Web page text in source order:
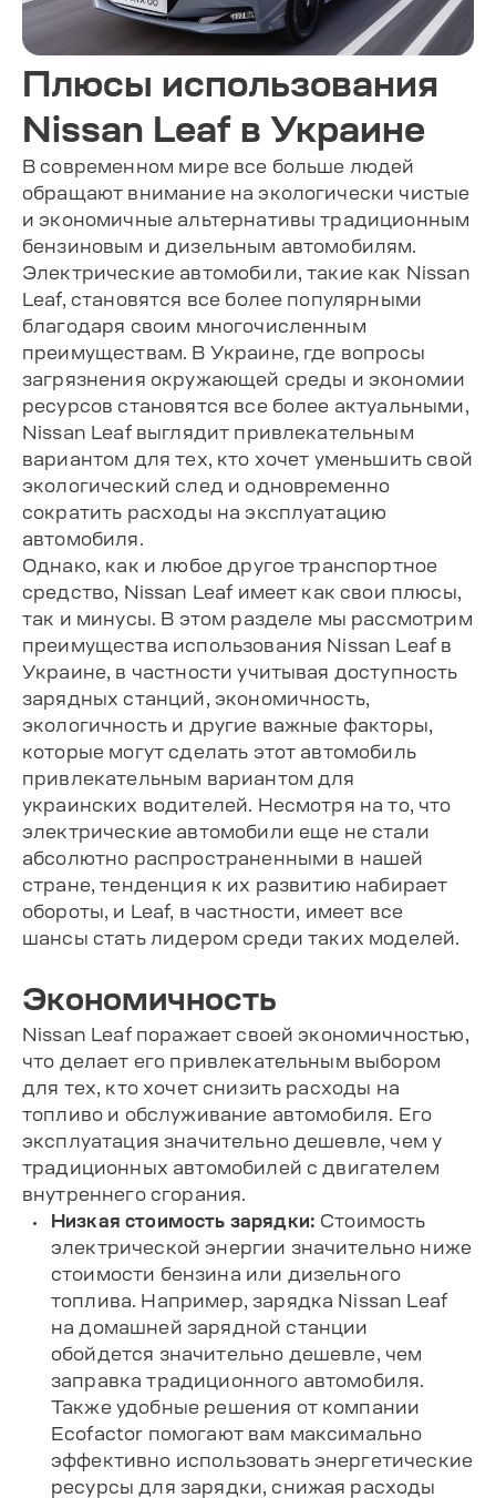
Плюсы использования
Nissan Leaf в Украине
В современном мире все больше людей
обращают внимание на экологически чистые
и экономичные альтернативы традиционным
бензиновым и дизельным автомобилям.
Электрические автомобили, такие как Nissan
Leaf, становятся все более популярными
благодаря своим многочисленным
преимуществам. В Украине, где вопросы
загрязнения окружающей среды и экономии
ресурсов становятся все более актуальными,
Nissan Leaf выглядит привлекательным
вариантом для тех, кто хочет уменьшить свой
экологический след и одновременно
сократить расходы на эксплуатацию
автомобиля.
Однако, как и любое другое транспортное
средство, Nissan Leaf имеет как свои плюсы,
так и минусы. В этом разделе мы рассмотрим
преимущества использования Nissan Leaf в
Украине, в частности учитывая доступность
зарядных станций, экономичность,
экологичность и другие важные факторы,
которые могут сделать этот автомобиль
привлекательным вариантом для
украинских водителей. Несмотря на то, что
электрические автомобили еще не стали
абсолютно распространенными в нашей
стране, тенденция к их развитию набирает
обороты, и Leaf, в частности, имеет все
шансы стать лидером среди таких моделей.
Экономичность
Nissan Leaf поражает своей экономичностью,
что делает его привлекательным выбором
для тех, кто хочет снизить расходы на
топливо и обслуживание автомобиля. Его
эксплуатация значительно дешевле, чем у
традиционных автомобилей с двигателем
внутреннего сгорания.
Низкая стоимость зарядки: Стоимость
электрической энергии значительно ниже
стоимости бензина или дизельного
топлива. Например, зарядка Nissan Leaf
на домашней зарядной станции
обойдется значительно дешевле, чем
заправка традиционного автомобиля.
Также удобные решения от компании
Ecofactor помогают вам максимально
эффективно использовать энергетические
ресурсы для зарядки, снижая расходы